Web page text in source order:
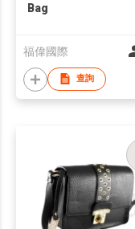
Bag
福偉國際
查詢